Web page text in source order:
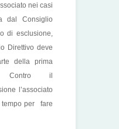
nei casi
dal Consiglio
di esclusione,
Direttivo deve
della prima
Contro il
l’associato
per fare